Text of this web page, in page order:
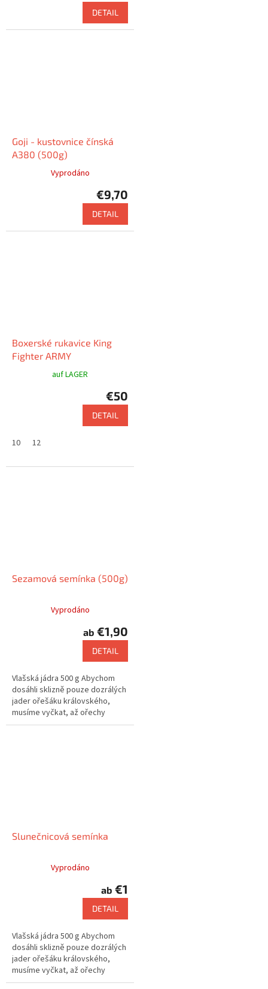
DETAIL
Goji - kustovnice čínská
A380 (500g)
Vyprodáno
€9,70
DETAIL
Boxerské rukavice King
Fighter ARMY
auf LAGER
€50
DETAIL
10 12
Sezamová semínka (500g)
Vyprodáno
ab €1,90
DETAIL
Vlašská jádra 500 g Abychom
dosáhli sklizně pouze dozrálých
jader ořešáku královského,
musíme vyčkat, až ořechy
samovolně spadnou na zem.
Slunečnicová semínka
Vyprodáno
ab €1
DETAIL
Vlašská jádra 500 g Abychom
dosáhli sklizně pouze dozrálých
jader ořešáku královského,
musíme vyčkat, až ořechy
samovolně spadnou na zem.